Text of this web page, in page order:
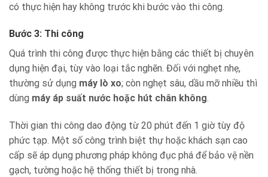
có thực hiện hay không trước khi bước vào thi công.
Bước 3: Thi công
Quá trình thi công được thực hiện bằng các thiết bị chuyên
dụng hiện đại, tùy vào loại tắc nghẽn. Đối với nghẹt nhẹ,
thường sử dụng máy lò xo; còn nghẹt sâu, dầu mỡ nhiều thì
dùng máy áp suất nước hoặc hút chân không.
Thời gian thi công dao động từ 20 phút đến 1 giờ tùy độ
phức tạp. Một số công trình biệt thự hoặc khách sạn cao
cấp sẽ áp dụng phương pháp không đục phá để bảo vệ nền
gạch, tường hoặc hệ thống thiết bị trong nhà.